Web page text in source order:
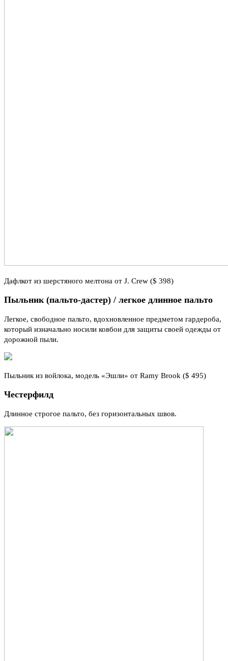
Дафлкот из шерстяного мелтона от J. Crew ($ 398)
Пыльник (пальто-дастер) / легкое длинное пальто
Легкое, свободное пальто, вдохновленное предметом гардероба,
который изначально носили ковбои для защиты своей одежды от
дорожной пыли.
Пыльник из войлока, модель «Эшли» от Ramy Brook ($ 495)
Честерфилд
Длинное строгое пальто, без горизонтальных швов.